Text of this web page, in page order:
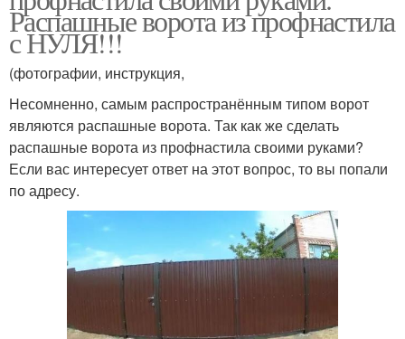
Распашные ворота из профнастила
с НУЛЯ!!!
(фотографии, инструкция,
Несомненно, самым распространённым типом ворот
являются распашные ворота. Так как же сделать
распашные ворота из профнастила своими руками?
Если вас интересует ответ на этот вопрос, то вы попали
по адресу.